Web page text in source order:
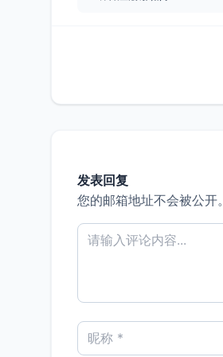
发表回复
您的邮箱地址不会被公开。